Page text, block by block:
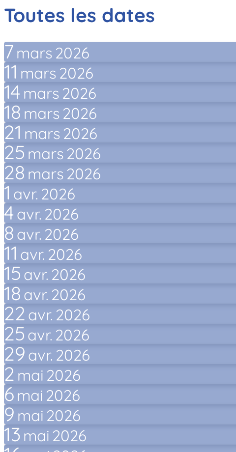
Toutes les dates
7 mars 2026
11 mars 2026
14 mars 2026
18 mars 2026
21 mars 2026
25 mars 2026
28 mars 2026
1 avr. 2026
4avr. 2026
8 avr. 2026
11 avr. 2026
15 avr. 2026
18 avr. 2026
22 avr. 2026
25 avr. 2026
29 avr. 2026
2 mai 2026
6 mai 2026
9 mai 2026
13 mai 2026